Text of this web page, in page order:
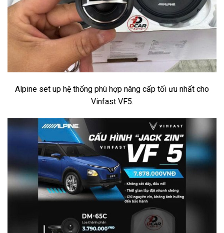
Alpine set up hệ thống phù hợp nâng cấp tối ưu nhất cho
Vinfast VF5.